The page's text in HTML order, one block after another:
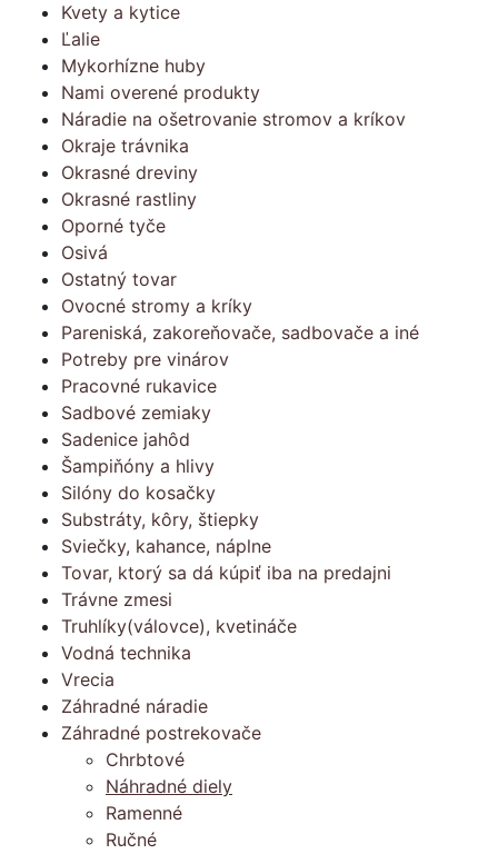
Kvety a kytice
Ľalie
Mykorhízne huby
Nami overené produkty
Náradie na ošetrovanie stromov a kríkov
Okraje trávnika
Okrasné dreviny
Okrasné rastliny
Oporné tyče
Osivá
Ostatný tovar
Ovocné stromy a kríky
Pareniská, zakoreňovače, sadbovače a iné
Potreby pre vinárov
Pracovné rukavice
Sadbové zemiaky
Sadenice jahôd
Šampiňóny a hlivy
Silóny do kosačky
Substráty, kôry, štiepky
Sviečky, kahance, náplne
Tovar, ktorý sa dá kúpiť iba na predajni
Trávne zmesi
Truhlíky(válovce), kvetináče
Vodná technika
Vrecia
Záhradné náradie
Záhradné postrekovače
Chrbtové
Náhradné diely
Ramenné
Ručné